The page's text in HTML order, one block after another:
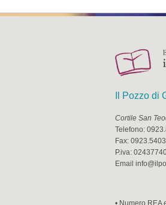
Il Pozzo di
Cortile San
Telefono:
Fax:
P.iva:
Email